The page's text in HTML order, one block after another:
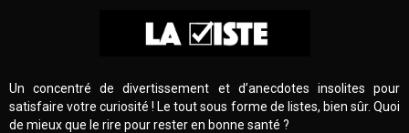
Un concentré de divertissement et d’anecdotes insolites pour
satisfaire votre curiosité ! Le tout sous forme de listes, bien sûr. Quoi
de mieux que le rire pour rester en bonne santé ?